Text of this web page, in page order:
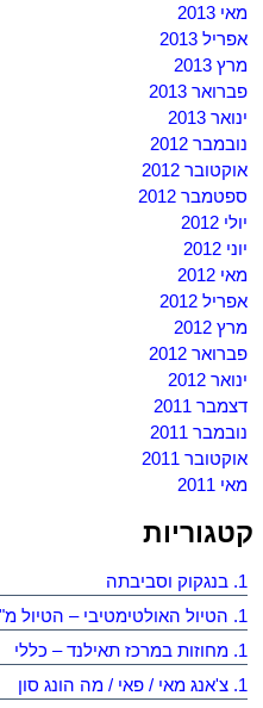
מאי 2013
אפריל 2013
מרץ 2013
פברואר 2013
ינואר 2013
נובמבר 2012
אוקטובר 2012
ספטמבר 2012
יולי 2012
יוני 2012
מאי 2012
אפריל 2012
מרץ 2012
פברואר 2012
ינואר 2012
דצמבר 2011
נובמבר 2011
אוקטובר 2011
מאי 2011
קטגוריות
1. בנגקוק וסביבתה
1. הטיול האולטימטיבי – הטיול מ"חוף לחוף"
1. מחוזות במרכז תאילנד – כללי
1. צ'אנג מאי / פאי / מה הונג סון